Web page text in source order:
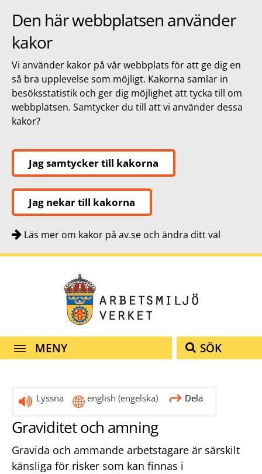
Den här webbplatsen använder
kakor
Vi använder kakor på vår webbplats för att ge dig en
så bra upplevelse som möjligt. Kakorna samlar in
besöksstatistik och ger dig möjlighet att tycka till om
webbplatsen. Samtycker du till att vi använder dessa
kakor?
Jag samtycker till kakorna
Jag nekar till kakorna
Läs mer om kakor på av.se och ändra ditt val
MENY SÖK
Lyssna english (engelska) Dela
Graviditet och amning
Gravida och ammande arbetstagare är särskilt
känsliga för risker som kan finnas i